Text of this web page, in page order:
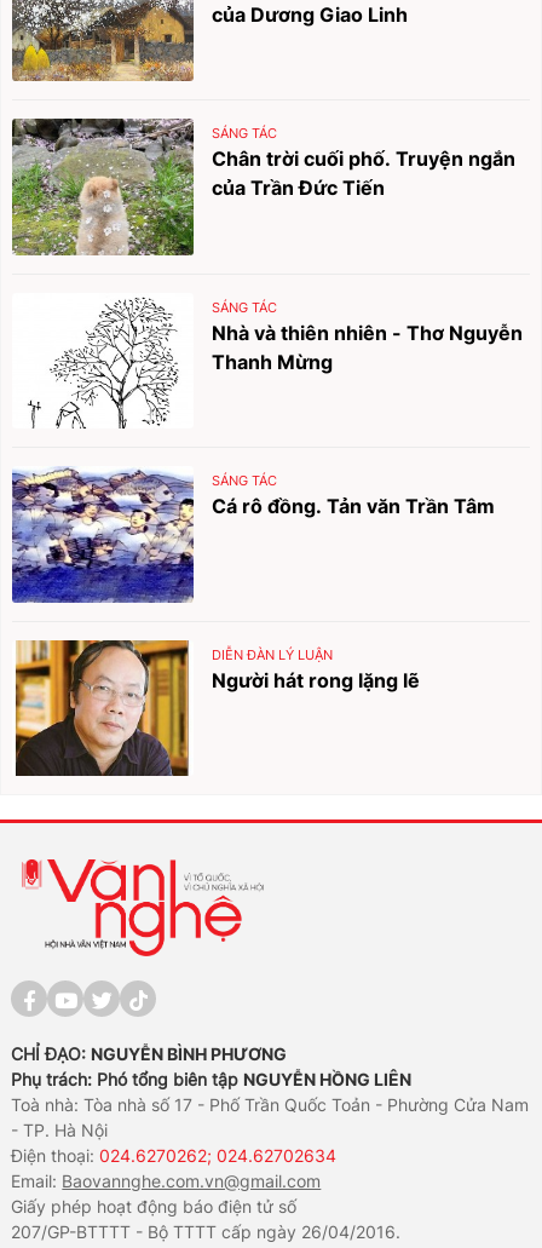
của Dương Giao Linh
SÁNG TÁC
Chân trời cuối phố. Truyện ngắn
của Trần Đức Tiến
SÁNG TÁC
Nhà và thiên nhiên - Thơ Nguyễn
Thanh Mừng
SÁNG TÁC
Cá rô đồng. Tản văn Trần Tâm
DIỄN ĐÀN LÝ LUẬN
Người hát rong lặng lẽ
CHỈ ĐẠO: NGUYỄN BÌNH PHƯƠNG
Phụ trách: Phó tổng biên tập NGUYỄN HỒNG LIÊN
Toà nhà: Tòa nhà số 17 - Phố Trần Quốc Toản - Phường Cửa Nam
- TP. Hà Nội
Điện thoại:024.6270262; 024.62702634
Email: Baovannghe.com.vn@gmail.com
Giấy phép hoạt động báo điện tử số
207/GP-BTTTT - Bộ TTTT cấp ngày 26/04/2016.